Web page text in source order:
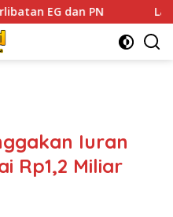
Lacak Keberadaan DPO
Iuran
Rp1,2 Miliar